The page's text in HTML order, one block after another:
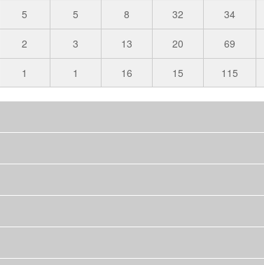
5 5 8 32 34
2 3 13 20 69
1 1 16 15 115